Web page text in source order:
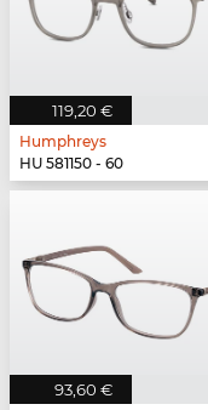
119,20 €
Humphreys
HU 581150 - 60
93,60 €